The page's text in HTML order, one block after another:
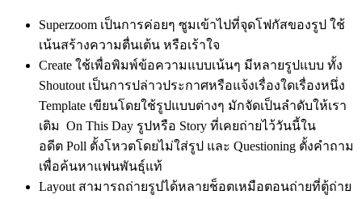
Superzoom เป็นการค่อยๆ ซูมเข้าไปที่จุดโฟกัสของรูป ใช้
เน้นสร้างความตื่นเต้น หรือเร้าใจ
Create ใช้เพื่อพิมพ์ข้อความแบบเน้นๆ มีหลายรูปแบบ ทั้ง
Shoutout เป็นการปล่าวประกาศหรือแจ้งเรื่องใดเรื่องหนึ่ง
Template เขียนโดยใช้รูปแบบต่างๆ มักจัดเป็นลำดับให้เรา
เติม On This Day รูปหรือ Story ที่เคยถ่ายไว้วันนี้ใน
อดีต Poll ตั้งโหวตโดยไม่ใส่รูป และ Questioning ตั้งคำถาม
เพื่อค้นหาแฟนพันธุ์แท้
Layout สามารถถ่ายรูปได้หลายช็อตเหมือตอนถ่ายที่ตู้ถ่าย